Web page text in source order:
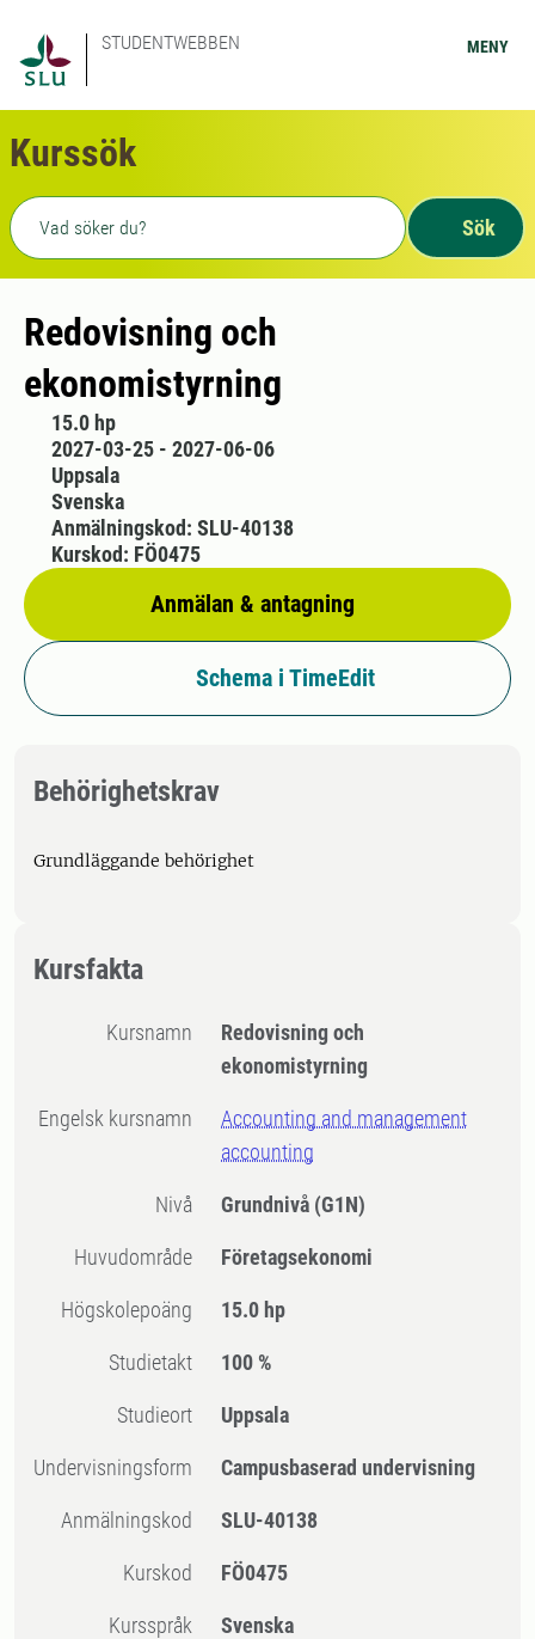
STUDENTWEBBEN MENY
Kurssök
Fritext sökning
Sök
Redovisning och
ekonomistyrning
15.0 hp
2027-03-25 - 2027-06-06
Uppsala
Svenska
Anmälan & antagning
Anmälningskod: SLU-40138
Kurskod: FÖ0475
Schema i TimeEdit
Behörighetskrav
Grundläggande behörighet
Kursfakta
Kursnamn
Redovisning och
ekonomistyrning
Engelsk kursnamn
Accounting and management
accounting
Nivå Grundnivå (G1N)
Huvudområde Företagsekonomi
högskolepoäng 15.0 hp
Studietakt 100 %
Studieort Uppsala
Undervisningsform Campusbaserad undervisning
Anmälningskod SLU-40138
Kurskod FÖ0475
Kursspråk Svenska